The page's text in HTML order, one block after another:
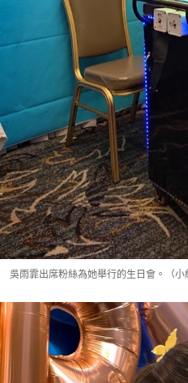
吳雨霏出席粉絲為她舉行的生日會。（小